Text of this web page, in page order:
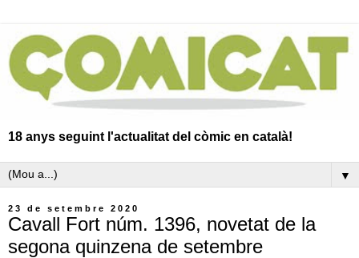
18 anys seguint l'actualitat del còmic en català!
▼
23 de setembre 2020
Cavall Fort núm. 1396, novetat de la
segona quinzena de setembre